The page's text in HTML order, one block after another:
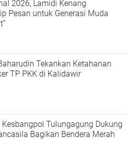
2026, Lamidi Kenang
Pesan untuk Generasi Muda
Tekankan Ketahanan
TP PKK di Kalidawir
Tulungagung Dukung
Bagikan Bendera Merah